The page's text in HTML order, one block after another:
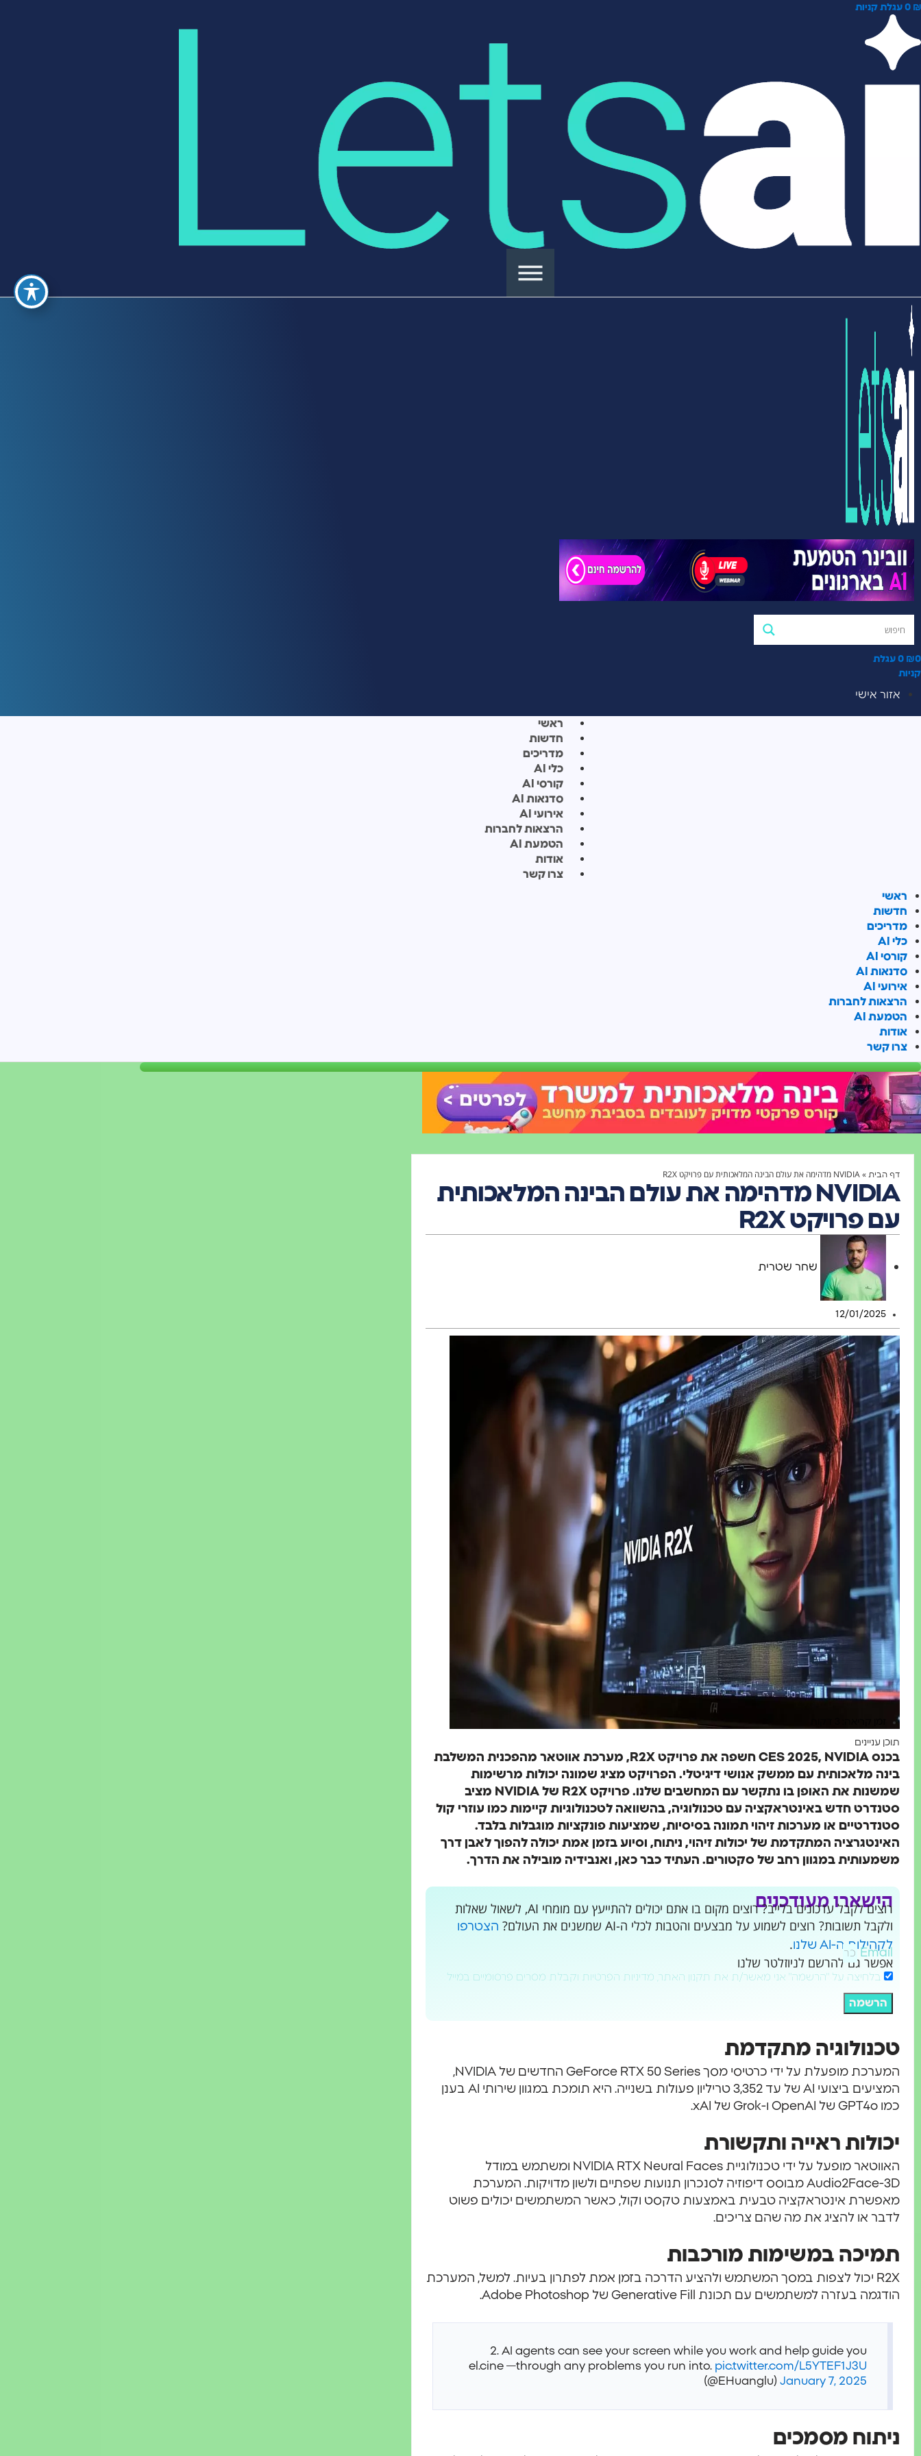
₪
0 עגלת קניות
₪0
0 עגלת
קניות
אזור אישי
ראשי
חדשות
מדריכים
כלי AI
קורסי AI
סדנאות AI
אירועי AI
הרצאות לחברות
הטמעת AI
אודות
צרו קשר
ראשי
חדשות
מדריכים
כלי AI
קורסי AI
סדנאות AI
אירועי AI
הרצאות לחברות
הטמעת AI
אודות
צרו קשר
דף הבית »NVIDIA מדהימה את עולם הבינה המלאכותית עם פרויקט R2X
NVIDIA מדהימה את עולם הבינה המלאכותית
עם פרויקט R2X
שחר שטרית
12/01/2025
תוכן עניינים
בכנס CES 2025, NVIDIA חשפה את פרויקט R2X, מערכת אווטאר מהפכנית המשלבת
בינה מלאכותית עם ממשק אנושי דיגיטלי. הפרויקט מציג שמונה יכולות מרשימות
שמשנות את האופן בו נתקשר עם המחשבים שלנו. פרויקט R2X של NVIDIA מציב
סטנדרט חדש באינטראקציה עם טכנולוגיה, בהשוואה לטכנולוגיות קיימות כמו עוזרי קול
סטנדרטיים או מערכות זיהוי תמונה בסיסיות, שמציעות פונקציות מוגבלות בלבד.
האינטגרציה המתקדמת של יכולות זיהוי, ניתוח, וסיוע בזמן אמת יכולה להפוך לאבן דרך
משמעותית במגוון רחב של סקטורים. העתיד כבר כאן, ואנבידיה מובילה את הדרך.
הישארו מעודכנים
רוצים לקבל עדכונים בלייב? רוצים מקום בו אתם יכולים להתייעץ עם מומחי AI, לשאול שאלות
ולקבל תשובות? רוצים לשמוע על מבצעים והטבות לכלי ה-AI שמשנים את העולם?
הצטרפו
לקהילות ה-AI שלנו
.
אפשר גם להרשם לניוזלטר שלנו
Email
בלחיצה על "הרשמה" אני מאשר/ת את תקנון האתר, מדיניות הפרטיות וקבלת מסרים פרסומיים במייל
הרשמה
טכנולוגיה מתקדמת
המערכת מופעלת על ידי כרטיסי מסך GeForce RTX 50 Series החדשים של NVIDIA,
המציעים ביצועי AI של עד 3,352 טריליון פעולות בשנייה. היא תומכת במגוון שירותי AI בענן
כמו GPT4o של OpenAI ו-Grok של xAI.
יכולות ראייה ותקשורת
האווטאר מופעל על ידי טכנולוגיית NVIDIA RTX Neural Faces ומשתמש במודל
Audio2Face-3D מבוסס דיפוזיה לסנכרון תנועות שפתיים ולשון מדויקות. המערכת
מאפשרת אינטראקציה טבעית באמצעות טקסט וקול, כאשר המשתמשים יכולים פשוט
לדבר או להציג את מה שהם צריכים.
תמיכה במשימות מורכבות
R2X יכול לצפות במסך המשתמש ולהציע הדרכה בזמן אמת לפתרון בעיות. למשל, המערכת
הודגמה בעזרה למשתמשים עם תכונת Generative Fill של Adobe Photoshop.
2. AI agents can see your screen while you work and help guide you
through any problems you run into. pic.twitter.com/L5YTEF1J3U
— el.cine
(@EHuanglu) January 7, 2025
ניתוח מסמכים